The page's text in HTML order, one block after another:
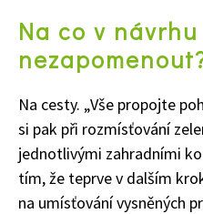
Na co v
Na cesty. „Vše propojte
si pak při rozmísťování
jednotlivými zahradními
tím, že teprve v dalším
na umísťování vysněných